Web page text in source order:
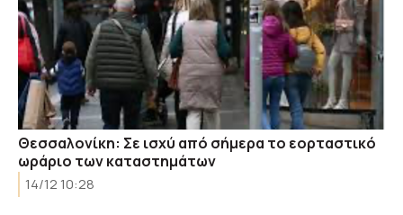
Θεσσαλονίκη: Σε ισχύ από σήμερα το εορταστικό
ωράριο των καταστημάτων
14/12 10:28